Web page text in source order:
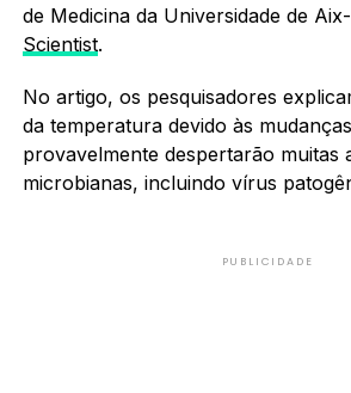
de Medicina da Universidade de
Scientist.
No artigo, os pesquisadores
da temperatura devido às
provavelmente despertarão muitas
microbianas, incluindo vírus
PUBLICIDADE